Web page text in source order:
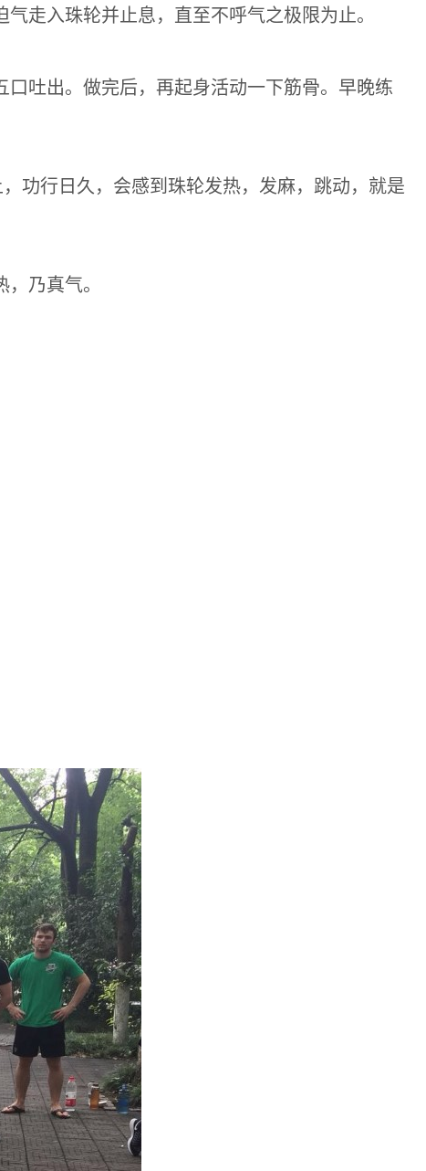
走入珠轮并止息，直至不呼气之极限为止。
吐出。做完后，再起身活动一下筋骨。早晚练
功行日久，会感到珠轮发热，发麻，跳动，就是
乃真气。